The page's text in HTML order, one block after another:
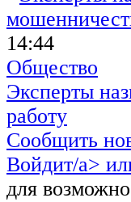
14:44
Общество
Эксперты
работу
Сообщить
Войдит/a>
для